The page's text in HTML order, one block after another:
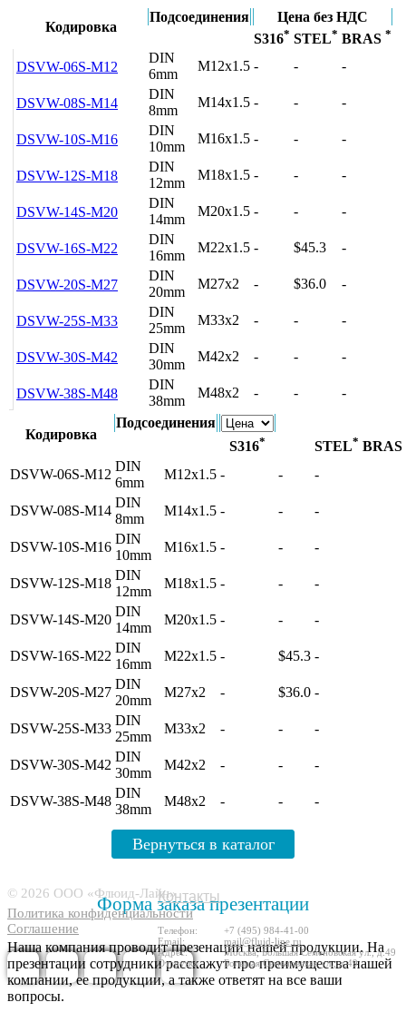
Кодировка
Подсоединения
Цена без НДС
S316* STEL* BRAS *
DSVW-06S-M12
DIN
6mm
M12x1.5 - - -
DSVW-08S-M14
DIN
8mm
M14x1.5 - - -
DSVW-10S-M16
DIN
10mm
M16x1.5 - - -
DSVW-12S-M18
DIN
12mm
M18x1.5 - - -
DSVW-14S-M20
DIN
14mm
M20x1.5 - - -
DSVW-16S-M22
DIN
16mm
M22x1.5 - $45.3 -
DSVW-20S-M27
DIN
20mm
M27x2 - $36.0 -
DSVW-25S-M33
DIN
25mm
M33x2 - - -
DSVW-30S-M42
DIN
30mm
M42x2 - - -
DSVW-38S-M48
DIN
38mm
M48x2 - - -
Кодировка
Подсоединения
S316* STEL* BRAS
DSVW-06S-M12
DIN
6mm
M12x1.5 - - -
DSVW-08S-M14
DIN
8mm
M14x1.5 - - -
DSVW-10S-M16
DIN
10mm
M16x1.5 - - -
DSVW-12S-M18
DIN
12mm
M18x1.5 - - -
DSVW-14S-M20
DIN
14mm
M20x1.5 - - -
DSVW-16S-M22
DIN
16mm
M22x1.5 - $45.3 -
DSVW-20S-M27
DIN
20mm
M27x2 - $36.0 -
DSVW-25S-M33
DIN
25mm
M33x2 - - -
DSVW-30S-M42
DIN
30mm
M42x2 - - -
DSVW-38S-M48
DIN
38mm
M48x2 - - -
Вернуться в каталог
© 2026 ООО «Флюид-Лайн»
Политика конфиденциальности
Соглашение
Контакты
Телефон:
Email:
Адрес:
Отгрузка
+7 (495) 984-41-00
mail@fluid-line.ru
Москва,БольшаяCеменовская ул., д.49
БольшаяCеменовская ул., д.49
Форма заказа презентации
Наша компания проводит презенации нашей продукции. На
презентации сотрудники расскажут про преимущества нашей
компании, ее продукции, а также ответят на все ваши
вопросы.